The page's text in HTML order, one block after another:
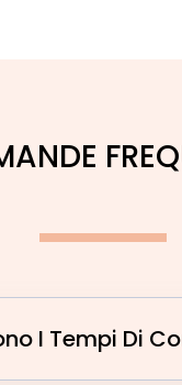
I Tempi Di